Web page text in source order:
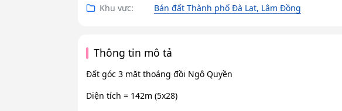
Khu vực: Bán đất Thành phố Đà Lạt, Lâm Đồng
Thông tin mô tả
Đất góc 3 mặt thoáng đồi Ngô Quyền
Diện tích = 142m (5x28)